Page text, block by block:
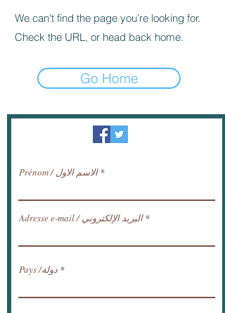
We can’t find the page you’re looking for.
Check the URL, or head back home.
Go Home
النشرة الإخبارية / تلقي الأخبار عبر البريد
Prénom / الاسم الاول
Adresse e-mail / البريد الإلكتروني
Pays /دولة